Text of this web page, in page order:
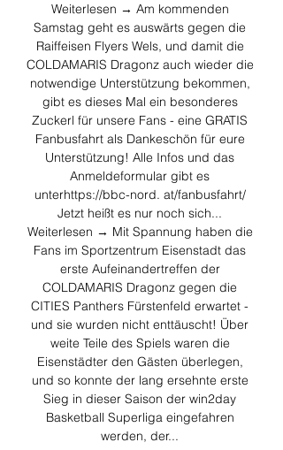
Weiterlesen → Am kommenden
Samstag geht es auswärts gegen die
Raiffeisen Flyers Wels, und damit die
COLDAMARIS Dragonz auch wieder die
notwendige Unterstützung bekommen,
gibt es dieses Mal ein besonderes
Zuckerl für unsere Fans - eine GRATIS
Fanbusfahrt als Dankeschön für eure
Unterstützung! Alle Infos und das
Anmeldeformular gibt es
unterhttps://bbc-nord. at/fanbusfahrt/
Jetzt heißt es nur noch sich...
Weiterlesen → Mit Spannung haben die
Fans im Sportzentrum Eisenstadt das
erste Aufeinandertreffen der
COLDAMARIS Dragonz gegen die
CITIES Panthers Fürstenfeld erwartet -
und sie wurden nicht enttäuscht! Über
weite Teile des Spiels waren die
Eisenstädter den Gästen überlegen,
und so konnte der lang ersehnte erste
Sieg in dieser Saison der win2day
Basketball Superliga eingefahren
werden, der...